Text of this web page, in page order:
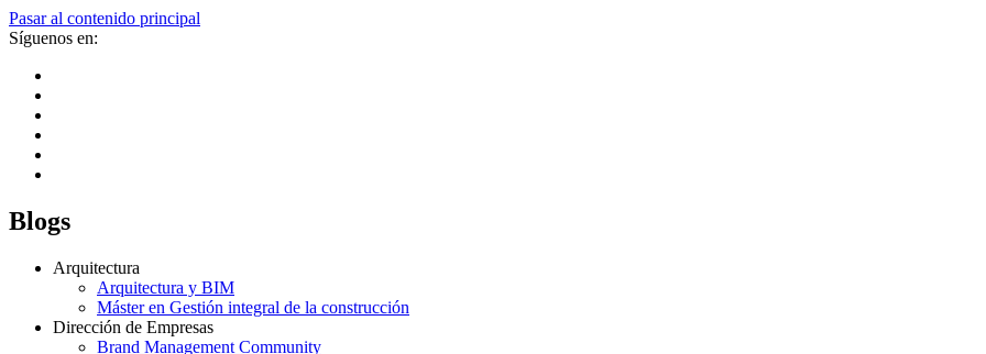
Pasar al contenido principal
Síguenos en:
Blogs
Arquitectura
Arquitectura y BIM
Máster en Gestión integral de la construcción
Dirección de Empresas
Brand Management Community